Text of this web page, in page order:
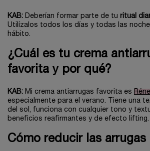
KAB: Deberían formar parte de tu ritual
Utilízalos todos los días y todas las
hábito.
¿Cuál es tu crema
favorita y por qué?
KAB: Mi crema antiarrugas favorita es
especialmente para el verano. Tiene una
del sol, funciona con cualquier tono y
beneficios reafirmantes y de efecto lifting.
Cómo reducir las arrugas